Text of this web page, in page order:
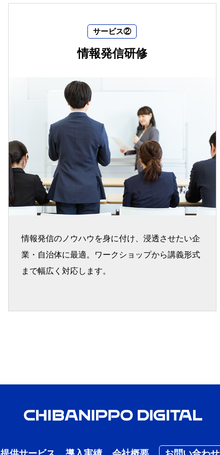
サービス②
情報発信研修
情報発信のノウハウを身に付け、浸透させたい企
業・自治体に最適。ワークショップから講義形式
まで幅広く対応します。